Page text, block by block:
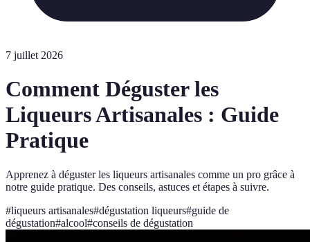
7 juillet 2026
Comment Déguster les
Liqueurs Artisanales : Guide
Pratique
Apprenez à déguster les liqueurs artisanales comme un pro grâce à
notre guide pratique. Des conseils, astuces et étapes à suivre.
#liqueurs artisanales#dégustation liqueurs#guide de
dégustation#alcool#conseils de dégustation